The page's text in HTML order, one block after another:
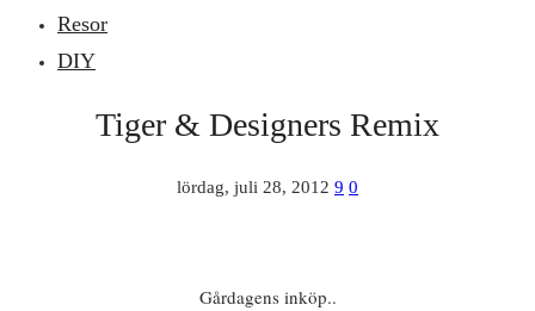
Resor
DIY
Tiger & Designers Remix
lördag, juli 28, 2012 9 0
Gårdagens inköp..